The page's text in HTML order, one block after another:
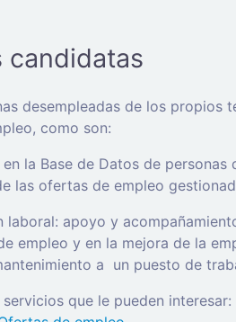
candidatas
desempleadas de los
como son:
la Base de Datos de
las ofertas de empleo
laboral: apoyo y
empleo y en la mejora de la
a un puesto de
que le pueden interesar: